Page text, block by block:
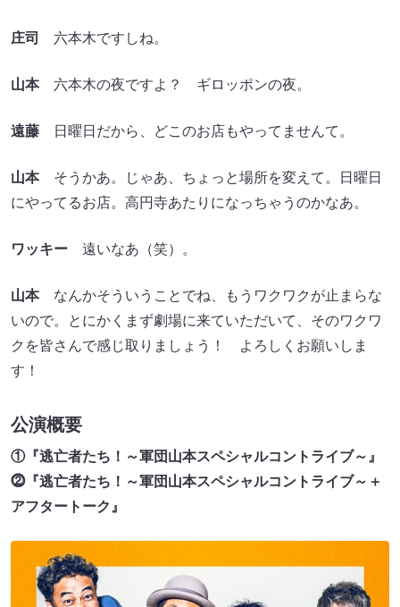
庄司 六本木ですしね。
山本六本木の夜ですよ？ ギロッポンの夜。
遠藤 日曜日だから、どこのお店もやってませんて。
山本そうかあ。じゃあ、ちょっと場所を変えて。日曜日
にやってるお店。高円寺あたりになっちゃうのかなあ。
ワッキー 遠いなあ（笑）。
山本なんかそういうことでね、もうワクワクが止まらな
いので。とにかくまず劇場に来ていただいて、そのワクワ
クを皆さんで感じ取りましょう！ よろしくお願いしま
す！
公演概要
①『逃亡者たち！～軍団山本スペシャルコントライブ～』
⓶『逃亡者たち！～軍団山本スペシャルコントライブ～＋
アフタートーク』